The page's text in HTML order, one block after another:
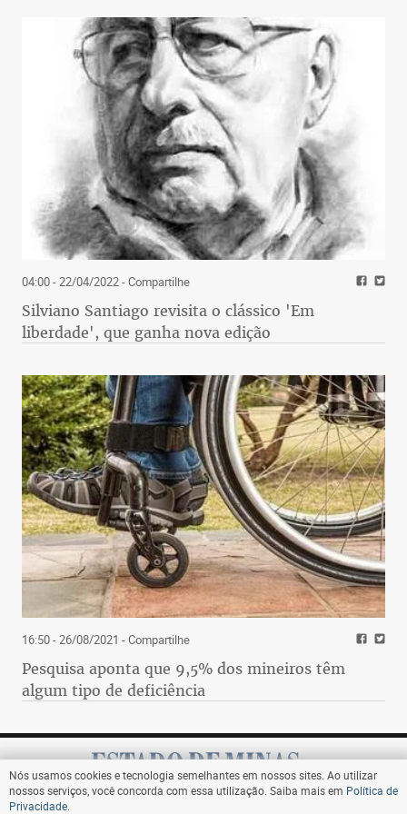
04:00 - 22/04/2022- Compartilhe
Silviano Santiago revisita o clássico 'Em
liberdade', que ganha nova edição
16:50 - 26/08/2021 - Compartilhe
Pesquisa aponta que 9,5% dos mineiros têm
algum tipo de deficiência
Nós usamos cookies e tecnologia semelhantes em nossos sites. Ao utilizar
nossos serviços, você concorda com essa utilização. Saiba mais em Política de
Privacidade